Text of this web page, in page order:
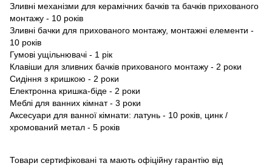
Зливні механізми для керамічних бачків та бачків прихованого
монтажу - 10 років
Зливні бачки для прихованого монтажу, монтажні елементи -
10 років
Гумові ущільнювачi - 1 рік
Клавіши для зливних бачків прихованого монтажу - 2 роки
Сидіння з кришкою - 2 роки
Електронна кришка-бiде - 2 роки
Меблі для ванних кімнат - 3 роки
Аксесуари для ванної кімнати: латунь - 10 років, цинк /
хромований метал - 5 років
Товари сертифіковані та мають офіційну гарантію від